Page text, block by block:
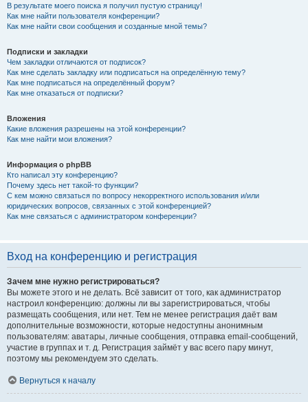
В результате моего поиска я получил пустую страницу!
Как мне найти пользователя конференции?
Как мне найти свои сообщения и созданные мной темы?
Подписки и закладки
Чем закладки отличаются от подписок?
Как мне сделать закладку или подписаться на определённую тему?
Как мне подписаться на определённый форум?
Как мне отказаться от подписки?
Вложения
Какие вложения разрешены на этой конференции?
Как мне найти мои вложения?
Информация о phpBB
Кто написал эту конференцию?
Почему здесь нет такой-то функции?
С кем можно связаться по вопросу некорректного использования и/или
юридических вопросов, связанных с этой конференцией?
Как мне связаться с администратором конференции?
Вход на конференцию и регистрация
Зачем мне нужно регистрироваться?
Вы можете этого и не делать. Всё зависит от того, как администратор
настроил конференцию: должны ли вы зарегистрироваться, чтобы
размещать сообщения, или нет. Тем не менее регистрация даёт вам
дополнительные возможности, которые недоступны анонимным
пользователям: аватары, личные сообщения, отправка email-сообщений,
участие в группах и т. д. Регистрация займёт у вас всего пару минут,
поэтому мы рекомендуем это сделать.
Вернуться к началу